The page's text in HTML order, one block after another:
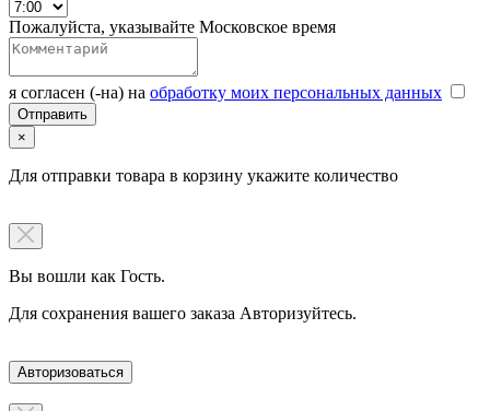
Пожалуйста, указывайте Московское время
я согласен (-на) на обработку моих персональных данных
×
Для отправки товара в корзину укажите количество
Вы вошли как Гость.
Для сохранения вашего заказа Авторизуйтесь.
Авторизоваться